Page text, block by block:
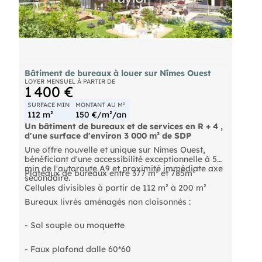
Bâtiment de bureaux à louer sur Nîmes Ouest
LOYER MENSUEL À PARTIR DE
1 400 €
SURFACE MIN
112 m²
MONTANT AU M²
150 €/m²/an
Un bâtiment de bureaux et de services en R + 4 ,
d'une surface d'environ 3 000 m² de SDP
Une offre nouvelle et unique sur Nîmes Ouest,
bénéficiant d'une accessibilité exceptionnelle à 5
min de l'autoroute A9 et proximité immédiate axe
secondaire.
Plateaux de bureaux entre 377 m² et 785m²
Cellules divisibles à partir de 112 m² à 200 m²
Bureaux livrés aménagés non cloisonnés :
- Sol souple ou moquette
- Faux plafond dalle 60*60